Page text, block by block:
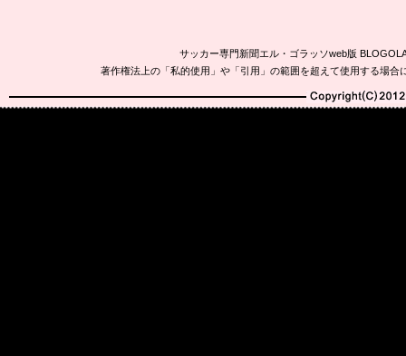
サッカー専門新聞エル・ゴラッソweb版
著作権法上の「私的使用」や「引用」の範囲を超えて使用する場
Copyright(C)2010-